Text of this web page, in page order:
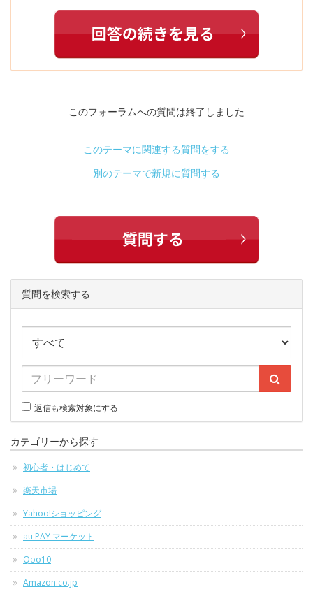
このフォーラムへの質問は終了しました
このテーマに関連する質問をする
別のテーマで新規に質問する
質問を検索する
返信も検索対象にする
カテゴリーから探す
初心者・はじめて
楽天市場
Yahoo!ショッピング
au PAY マーケット
Qoo10
Amazon.co.jp